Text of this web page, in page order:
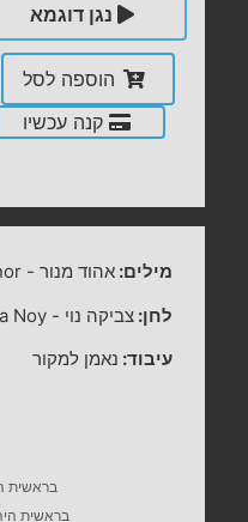
נגן דוגמא
הוספה לסל
קנה עכשיו
מילים:אהוד מנור -
לחן:צביקה נוי -
Noy
עיבוד: נאמן למקור
בראשית
בראשית